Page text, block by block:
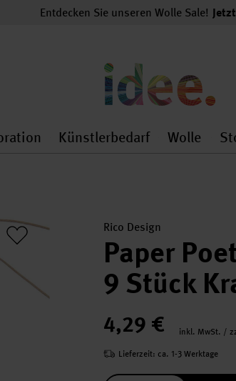
Entdecken Sie unseren Wolle Sale!
general.openMenu
Dekoration
Künstlerbedarf Wolle
Rico Design
Paper
9 Stück
4,29 €
inkl. MwSt. /
Lieferzeit: ca. 1-3 Werktage